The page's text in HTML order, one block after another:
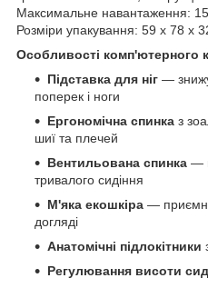
Максимальне навантаження:
Розміри упакування: 59 х 78 х
Особливості комп'ютерного
Підставка для ніг —
поперек і ноги
Ергономічна спинка з
шиї та плечей
Вентильована спинка —
тривалого сидіння
М'яка екошкіра —
догляді
Анатомічні підлокітники
Регулювання висоти